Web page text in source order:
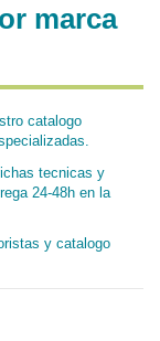
marca
catalogo
tecnicas y
24-48h en la
y catalogo